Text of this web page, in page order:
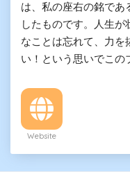
は、私の座右の銘であ
したものです。人生
なことは忘れて、力を
い！という思いでこの
Website